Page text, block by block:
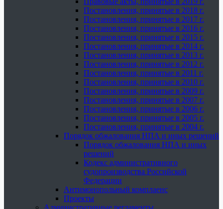
Постановления, принятые в 2018 г.
Постановления, принятые в 2017 г.
Постановления, принятые в 2016 г.
Постановления, принятые в 2015 г.
Постановления, принятые в 2014 г.
Постановления, принятые в 2013 г.
Постановления, принятые в 2012 г.
Постановления, принятые в 2011 г.
Постановления, принятые в 2010 г.
Постановления, принятые в 2009 г.
Постановления, принятые в 2007 г.
Постановления, принятые в 2006 г.
Постановления, принятые в 2005 г.
Постановления, принятые в 2004 г.
Порядок обжалования НПА и иных решений
Порядок обжалования НПА и иных
решений
Кодекс административного
судопроизводства Российской
Федерации
Антимонопольный комплаенс
Проекты
Административные регламенты